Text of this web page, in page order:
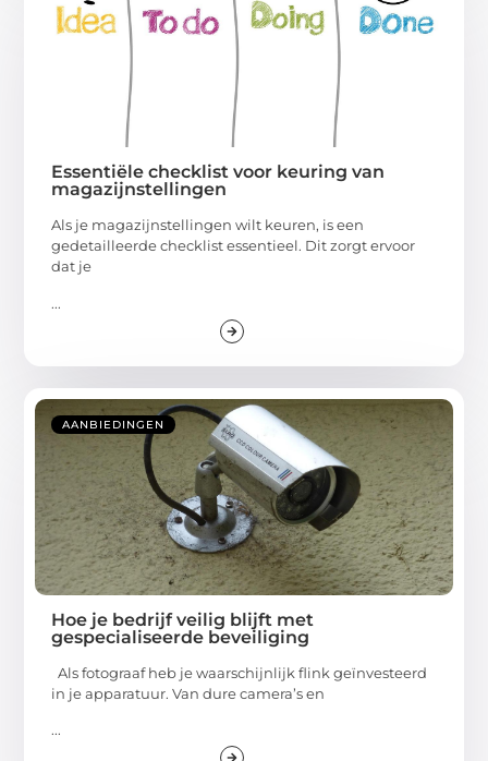
Essentiële checklist voor keuring van
magazijnstellingen
Als je magazijnstellingen wilt keuren, is een
gedetailleerde checklist essentieel. Dit zorgt ervoor
dat je
...
AANBIEDINGEN
Hoe je bedrijf veilig blijft met
gespecialiseerde beveiliging
Als fotograaf heb je waarschijnlijk flink geïnvesteerd
in je apparatuur. Van dure camera’s en
...